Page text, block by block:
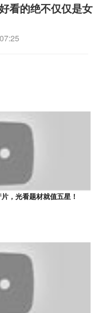
看的绝不仅仅是女
，光看题材就值五星！